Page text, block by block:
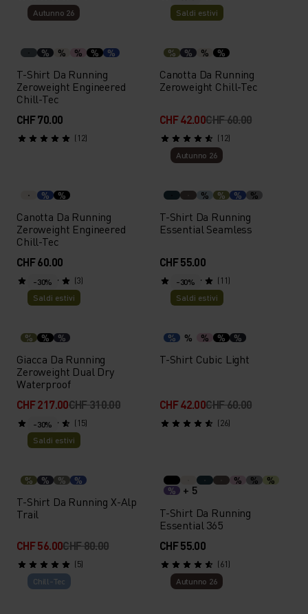
Autunno 26
% % % % %
T-Shirt Da Running
Zeroweight Engineered
Chill-Tec
CHF 70.00
(12)
Saldi estivi
% % % %
Canotta Da Running
Zeroweight Chill-Tec
CHF 42.00CHF 60.00
(12)
% %
Canotta Da Running
Zeroweight Engineered
Chill-Tec
CHF 60.00
(3)
Autunno 26
% % % %
T-Shirt Da Running
Essential Seamless
CHF 55.00
(11)
-30%
Saldi estivi
% % %
Giacca Da Running
Zeroweight Dual Dry
Waterproof
CHF 217.00CHF 310.00
(15)
-30%
Saldi estivi
% % % % %
T-Shirt Cubic Light
CHF 42.00CHF 60.00
(26)
-30%
Saldi estivi
% % % %
T-Shirt Da Running X-Alp
Trail
CHF 56.00CHF 80.00
(5)
% %
%
%
+ 5
T-Shirt Da Running
Essential 365
CHF 55.00
(61)
Chill-Tec
Autunno 26